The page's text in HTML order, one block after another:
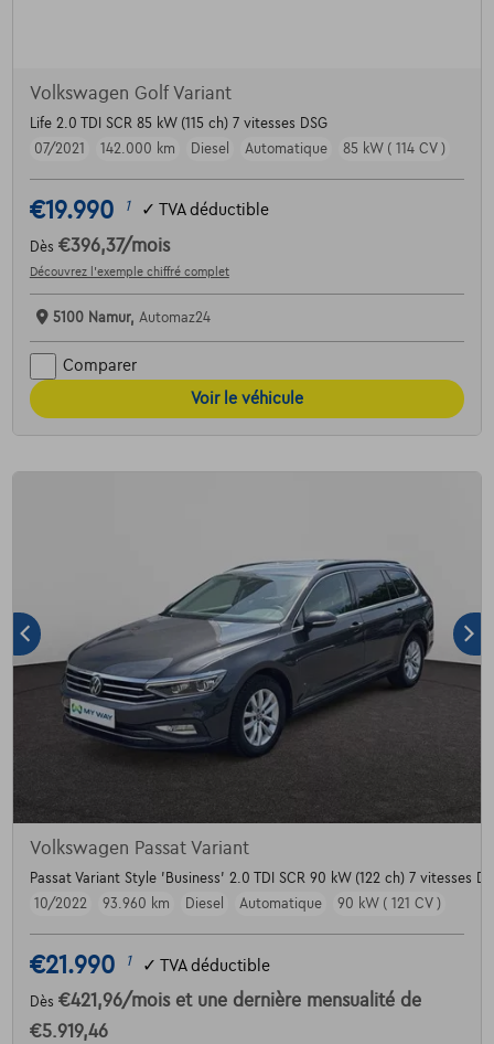
Volkswagen Golf Variant
Life 2.0 TDI SCR 85 kW (115 ch) 7 vitesses DSG
07/2021
142.000 km Diesel Automatique 85 kW ( 114 CV )
€19.990 1 ✓ TVA déductible
Dès €396,37/mois
Découvrez l’exemple chiffré complet
5100 Namur, Automaz24
Comparer
Voir le véhicule
Volkswagen Passat Variant
Passat Variant Style 'Business' 2.0 TDI SCR 90 kW (122 ch) 7 vitesses
10/2022
93.960 km Diesel Automatique 90 kW ( 121 CV )
€21.990 1 ✓ TVA déductible
Dès €421,96/mois et une dernière mensualité de
€5.919,46